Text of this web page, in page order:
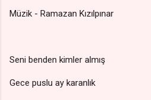
Müzik - Ramazan Kızılpınar
Seni benden kimler almış
Gece puslu ay karanlık